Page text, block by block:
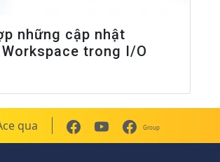
những cập nhật
trong I/O
qua Group